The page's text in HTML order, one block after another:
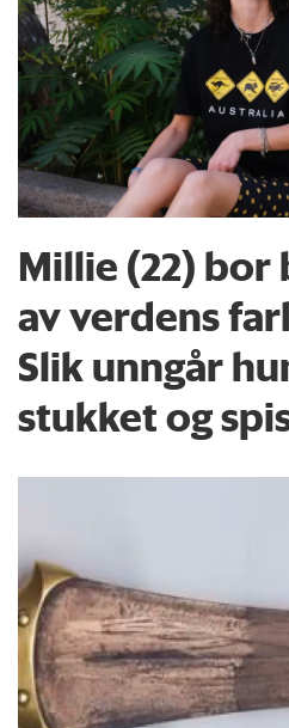
Millie (22) bor
av verdens
Slik unngår
stukket og